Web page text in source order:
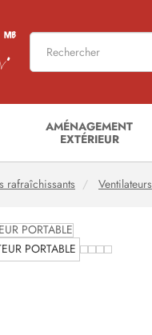
AMÉNAGEMENT
EXTÉRIEUR
rafraîchissants Ventilateurs